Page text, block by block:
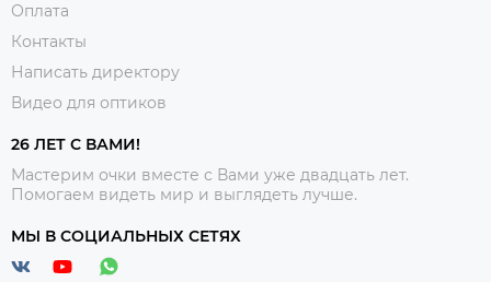
Оплата
Контакты
Написать директору
Видео для оптиков
26 ЛЕТ С ВАМИ!
Мастерим очки вместе с Вами уже двадцать лет.
Помогаем видеть мир и выглядеть лучше.
МЫ В СОЦИАЛЬНЫХ СЕТЯХ